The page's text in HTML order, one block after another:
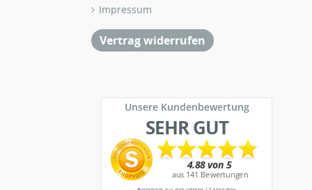
Impressum
Vertrag widerrufen
Unsere Kundenbewertung
SEHR GUT